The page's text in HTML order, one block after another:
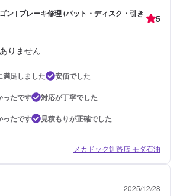
ン | ブレーキ修理 (パット・ディスク・引き
5
りません
満足しました
安価でした
ったです
対応が丁寧でした
ったです
見積もりが正確でした
メカドック釧路店 モダ石油
2025/12/28